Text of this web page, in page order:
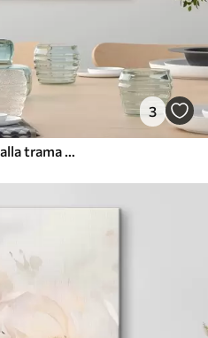
3
Fiori discreti su uno sfondo dalla trama leggera